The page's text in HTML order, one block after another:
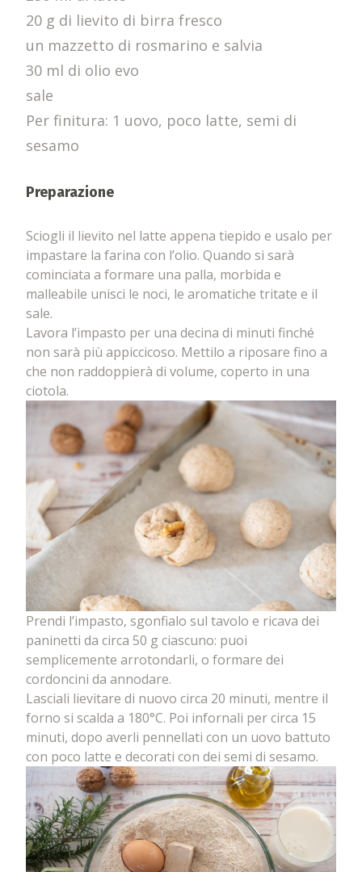
20 g di lievito di birra fresco
un mazzetto di rosmarino e salvia
30 ml di olio evo
sale
Per finitura: 1 uovo, poco latte, semi di
sesamo
Preparazione
Sciogli il lievito nel latte appena tiepido e usalo per
impastare la farina con l’olio. Quando si sarà
cominciata a formare una palla, morbida e
malleabile unisci le noci, le aromatiche tritate e il
sale.
Lavora l’impasto per una decina di minuti finché
non sarà più appiccicoso. Mettilo a riposare fino a
che non raddoppierà di volume, coperto in una
ciotola.
Prendi l’impasto, sgonfialo sul tavolo e ricava dei
paninetti da circa 50 g ciascuno: puoi
semplicemente arrotondarli, o formare dei
cordoncini da annodare.
Lasciali lievitare di nuovo circa 20 minuti, mentre il
forno si scalda a 180°C. Poi infornali per circa 15
minuti, dopo averli pennellati con un uovo battuto
con poco latte e decorati con dei semi di sesamo.